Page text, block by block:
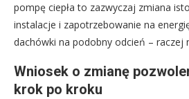
pompę ciepła to zazwyczaj zmiana
instalacje i zapotrzebowanie na
dachówki na podobny odcień – raczej
Wniosek o zmianę
krok po kroku